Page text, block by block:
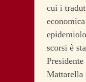
cui i
scorsi è
Mattarella